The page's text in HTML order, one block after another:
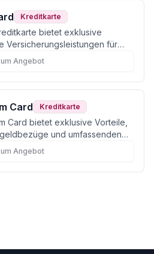
Kreditkarte
bietet exklusive
Versicherungsleistungen für
und Kunden in der Schweiz.
Angebot
Card Kreditkarte
Card bietet exklusive Vorteile,
und umfassenden
anspruchsvolle Kunden in der
Angebot